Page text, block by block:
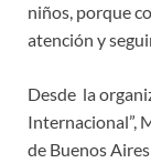
niños, porque
atención y
Desde la
Internacional”,
de Buenos